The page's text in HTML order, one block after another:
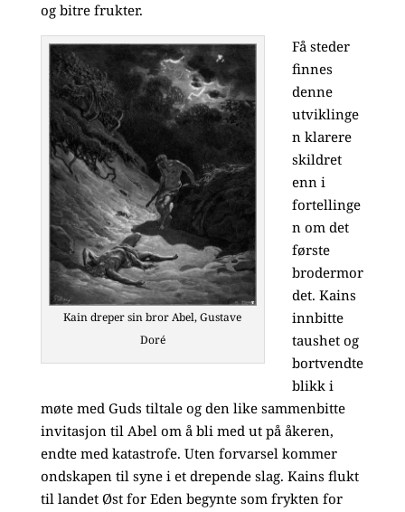
og bitre frukter.
Kain dreper sin bror Abel, Gustave
Doré
Få steder
finnes
denne
utviklinge
n klarere
skildret
enn i
fortellinge
n om det
første
brodermor
det. Kains
innbitte
taushet og
bortvendte
blikk i
møte med Guds tiltale og den like sammenbitte
invitasjon til Abel om å bli med ut på åkeren,
endte med katastrofe. Uten forvarsel kommer
ondskapen til syne i et drepende slag. Kains flukt
til landet Øst for Eden begynte som frykten for